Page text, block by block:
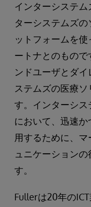
インターシステ
ターシステムズ
ットフォームを
ートナとのもの
ンドユーザとダ
ステムズの医療
す。インターシ
において、迅速
用するために、マ
ュニケーション
す。
Fullerは20年の